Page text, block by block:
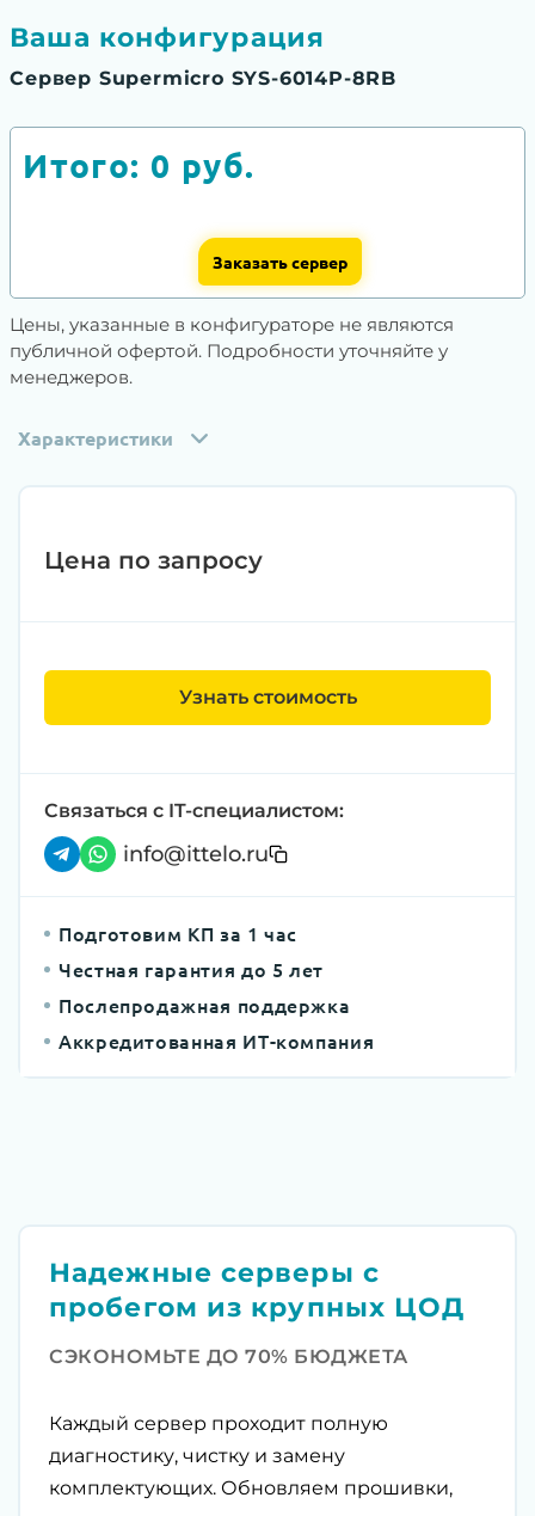
Ваша конфигурация
Сервер Supermicro SYS-6014P-8RB
Итого: 0 руб.
Заказать сервер
Цены, указанные в конфигураторе не являются
публичной офертой. Подробности уточняйте у
менеджеров.
Характеристики
Цена по запросу
Узнать стоимость
Связаться с IT-специалистом:
info@ittelo.ru
Подготовим КП за 1 час
Честная гарантия до 5 лет
Послепродажная поддержка
Аккредитованная ИТ-компания
Надежные серверы с
пробегом из крупных ЦОД
СЭКОНОМЬТЕ ДО 70% БЮДЖЕТА
Каждый сервер проходит полную
диагностику, чистку и замену
комплектующих. Обновляем прошивки,